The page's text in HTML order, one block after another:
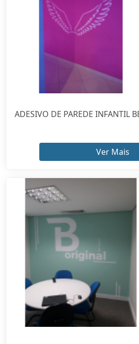
ADESIVO DE PAREDE INFANTIL
Ver Mais